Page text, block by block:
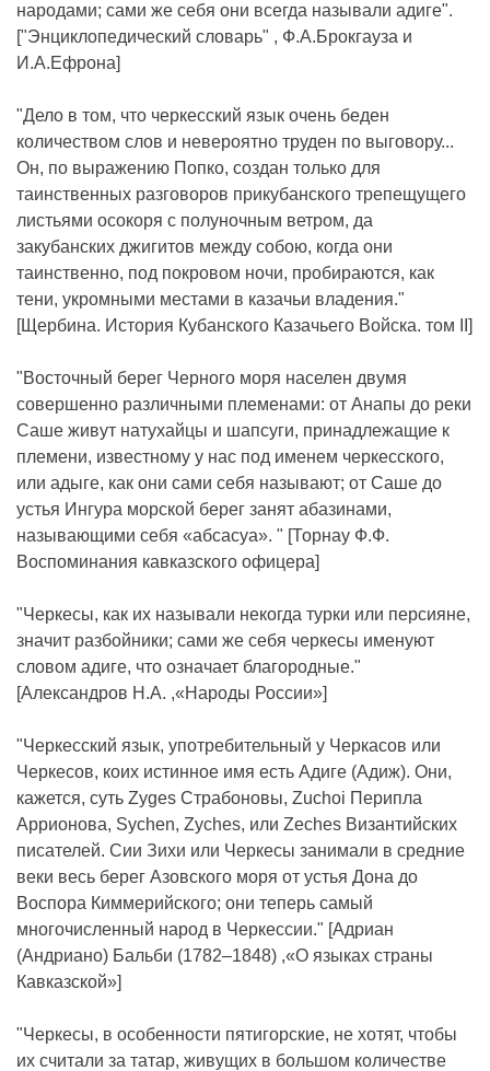
народами; сами же себя они всегда называли адиге".
["Энциклопедический словарь" , Ф.А.Брокгауза и
И.А.Ефрона]
"Дело в том, что черкесский язык очень беден
количеством слов и невероятно труден по выговору...
Он, по выражению Попко, создан только для
таинственных разговоров прикубанского трепещущего
листьями осокоря с полуночным ветром, да
закубанских джигитов между собою, когда они
таинственно, под покровом ночи, пробираются, как
тени, укромными местами в казачьи владения."
[Щербина. История Кубанского Казачьего Войска. том II]
"Восточный берег Черного моря населен двумя
совершенно различными племенами: от Анапы до реки
Саше живут натухайцы и шапсуги, принадлежащие к
племени, известному у нас под именем черкесского,
или адыге, как они сами себя называют; от Саше до
устья Ингура морской берег занят абазинами,
называющими себя «абсасуа». " [Торнау Ф.Ф.
Воспоминания кавказского офицера]
"Черкесы, как их называли некогда турки или персияне,
значит разбойники; сами же себя черкесы именуют
словом адиге, что означает благородные."
[Александров Н.А. ,«Народы России»]
"Черкесский язык, употребительный у Черкасов или
Черкесов, коих истинное имя есть Адиге (Адиж). Они,
кажется, суть Zyges Страбоновы, Zuchoi Перипла
Аррионова, Sychen, Zyches, или Zeches Византийских
писателей. Сии Зихи или Черкесы занимали в средние
веки весь берег Азовского моря от устья Дона до
Воспора Киммерийского; они теперь самый
многочисленный народ в Черкессии." [Адриан
(Андриано) Бальби (1782–1848) ,«О языках страны
Кавказской»]
"Черкесы, в особенности пятигорские, не хотят, чтобы
их считали за татар, живущих в большом количестве